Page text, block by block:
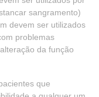
sangramento)
devem ser utilizados
problemas
da função
que